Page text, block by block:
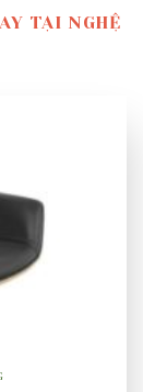
TẠI NGHỆ